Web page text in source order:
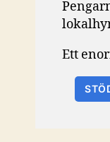
Ett